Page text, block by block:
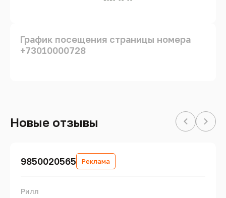
График посещения страницы номера
+73010000728
Новые отзывы
9850020565 Реклама
Рилл